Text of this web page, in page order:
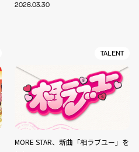
2026.03.30
TALENT
MORE STAR、新曲「相ラブユー」を